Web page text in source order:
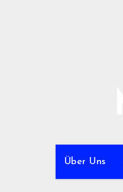
Über Uns